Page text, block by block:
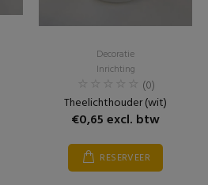
Decoratie
Inrichting
(0)
Theelichthouder (wit)
€0,65 excl. btw
RESERVEER